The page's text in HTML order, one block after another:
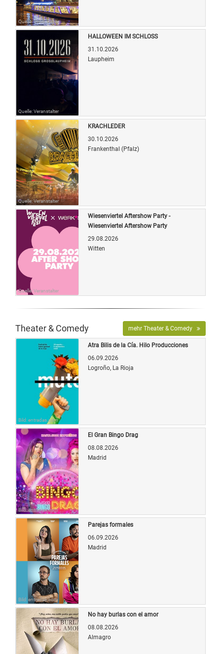
Quelle: Veranstalter
Quelle: Veranstalter
HALLOWEEN IM SCHLOSS
31.10.2026
Laupheim
Quelle: Veranstalter
KRACHLEDER
30.10.2026
Frankenthal (Pfalz)
Quelle: Veranstalter
Wiesenviertel Aftershow Party -
Wiesenviertel Aftershow Party
29.08.2026
Witten
Theater & Comedy mehr Theater & Comedy
Bild: entradas.com
Atra Bilis de la Cía. Hilo Producciones
06.09.2026
Logroño, La Rioja
Bild: entradas.com
El Gran Bingo Drag
08.08.2026
Madrid
Bild: entradas.com
Parejas formales
06.09.2026
Madrid
No hay burlas con el amor
08.08.2026
Almagro